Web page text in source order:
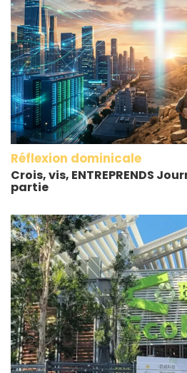
Réflexion dominicale
Crois, vis, ENTREPRENDS
partie